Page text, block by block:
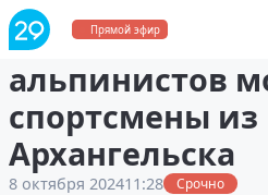
Прямой эфир
В числе
альпинистов
спортсмены из
Архангельска
8 октября 202411:28 Срочно